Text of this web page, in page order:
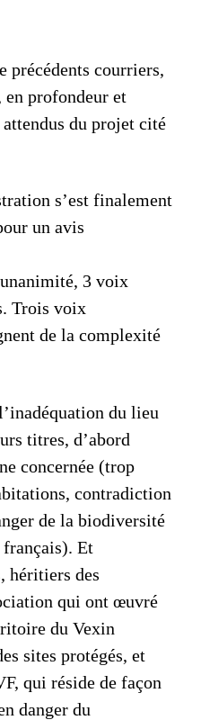
précédents courriers,
en profondeur et
du projet cité
s’est finalement
un avis
3 voix
Trois voix
de la complexité
du lieu
titres, d’abord
concernée (trop
contradiction
de la biodiversité
Et
héritiers des
qui ont œuvré
du Vexin
sites protégés, et
qui réside de façon
danger du